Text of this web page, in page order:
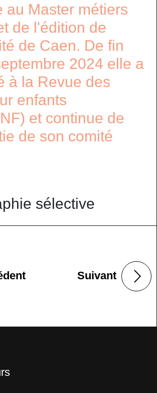
au Master métiers
de l'édition de
de Caen. De fin
2024 elle a
à la Revue des
enfants
et continue de
de son comité
sélective
Suivant